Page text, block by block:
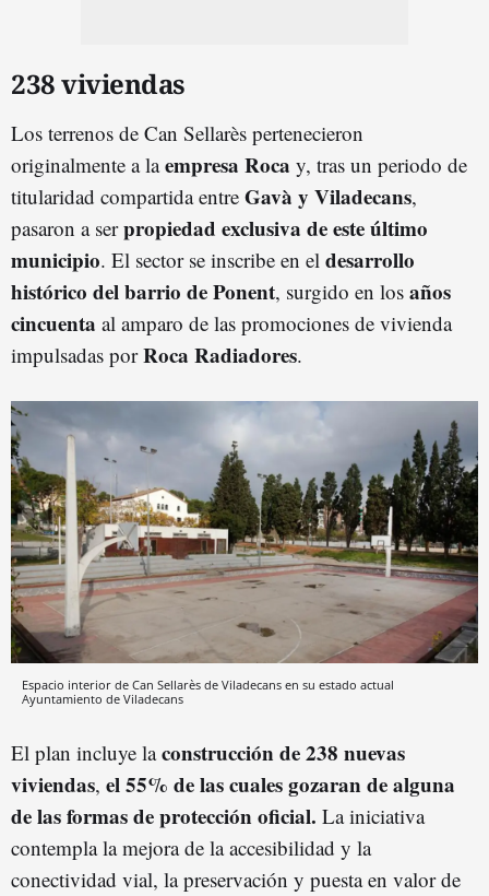
238 viviendas
Los terrenos de Can Sellarès pertenecieron
originalmente a laempresa Roca y, tras un periodo de
titularidad compartida entre Gavà y Viladecans,
pasaron a serpropiedad exclusiva de este último
municipio. El sector se inscribe en el desarrollo
histórico del barrio de Ponent, surgido en los años
cincuenta al amparo de las promociones de vivienda
impulsadas porRoca Radiadores.
Espacio interior de Can Sellarès de Viladecans en su estado actual
Ayuntamiento de Viladecans
El plan incluye laconstrucción de 238 nuevas
viviendas, el 55% de las cuales gozaran de alguna
de las formas de protección oficial. La iniciativa
contempla la mejora de la accesibilidad y la
conectividad vial, la preservación y puesta en valor de